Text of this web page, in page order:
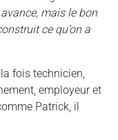
mais le bon
ce qu’on a
fois technicien,
employeur et
Patrick, il